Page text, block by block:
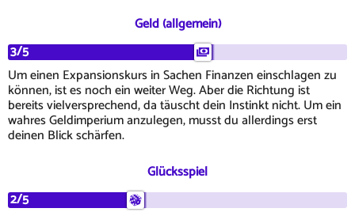
Geld (allgemein)
3/5
Um einen Expansionskurs in Sachen Finanzen einschlagen zu
können, ist es noch ein weiter Weg. Aber die Richtung ist
bereits vielversprechend, da täuscht dein Instinkt nicht. Um ein
wahres Geldimperium anzulegen, musst du allerdings erst
deinen Blick schärfen.
Glücksspiel
2/5